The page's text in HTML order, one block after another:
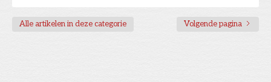
Alle artikelen in deze categorie Volgende pagina